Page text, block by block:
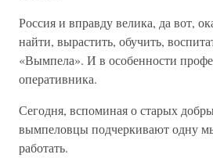
Россия и вправду велика, да вот,
найти, вырастить, обучить,
«Вымпела». И в особенности
оперативника.
Сегодня, вспоминая о старых
вымпеловцы подчеркивают одну
работать.